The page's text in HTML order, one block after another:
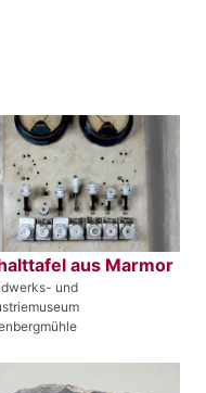
aus Marmor
und